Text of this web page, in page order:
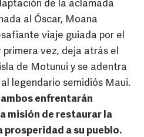
de la aclamada
al Óscar, Moana
viaje guiada por el
vez, deja atrás el
de Motunui y se adentra
legendario semidiós Maui.
enfrentarán
misión de restaurar la
prosperidad a su pueblo.